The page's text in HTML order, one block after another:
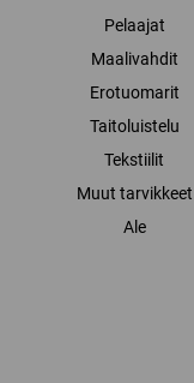
Pelaajat
Maalivahdit
Erotuomarit
Taitoluistelu
Tekstiilit
Muut tarvikkeet
Ale